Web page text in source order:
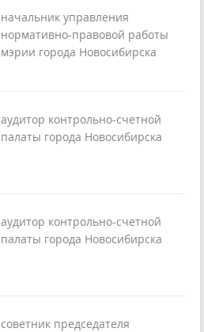
начальник управления
нормативно-правовой работы
мэрии города Новосибирска
аудитор контрольно-счетной
палаты города Новосибирска
аудитор контрольно-счетной
палаты города Новосибирска
советник председателя